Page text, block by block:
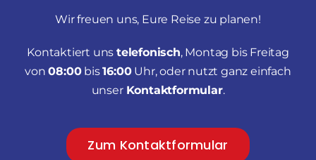
Wir freuen uns, Eure Reise zu planen!
Kontaktiert uns telefonisch, Montag bis Freitag
von08:00bis16:00Uhr,oder nutzt ganz einfach
unser Kontaktformular.
Zum Kontaktformular